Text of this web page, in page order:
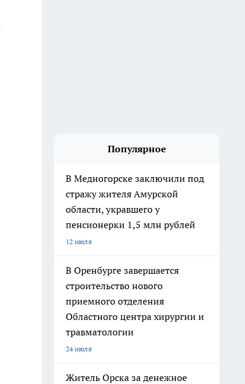
Популярное
В Медногорске заключили под
стражу жителя Амурской
области, укравшего у
пенсионерки 1,5 млн рублей
12 июля
В Оренбурге завершается
строительство нового
приемного отделения
Областного центра хирургии и
травматологии
24 июля
Житель Орска за денежное